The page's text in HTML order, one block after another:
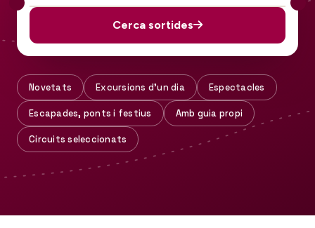
Cerca sortides
Novetats Excursions d'un dia Espectacles
Escapades, ponts i festius Amb guia propi
Circuits seleccionats